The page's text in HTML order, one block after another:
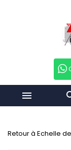

Retour à Echelle